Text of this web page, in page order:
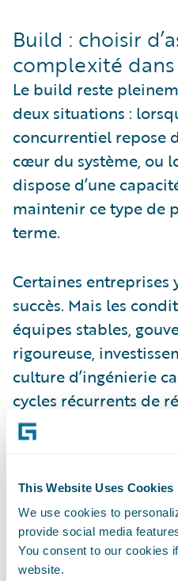
This Website Uses Cookies
We use cookies to
provide social media
You consent to our cookies
website.
Build : choisir
complexité
Le build reste
deux situations :
concurrentiel repose
cœur du système, ou
dispose d’une
maintenir ce type de
terme.
Certaines entreprises
succès. Mais les
équipes stables,
rigoureuse,
culture d’ingénierie
cycles récurrents de
Grâce à l’IA, lancer
vite et le sentiment
une DSI ne
structurellement plus
logiciels. Les éditeurs